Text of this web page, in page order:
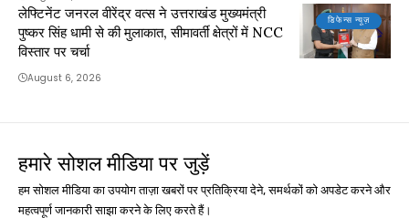
डिफेन्स न्यूज़
लेफ्टिनेंट जनरल वीरेंद्र वत्स ने उत्तराखंड मुख्यमंत्री
पुष्कर सिंह धामी से की मुलाकात, सीमावर्ती क्षेत्रों में NCC
विस्तार पर चर्चा
August 6, 2026
हमारे सोशल मीडिया पर जुड़ें
हम सोशल मीडिया का उपयोग ताज़ा खबरों पर प्रतिक्रिया देने, समर्थकों को अपडेट करने और
महत्वपूर्ण जानकारी साझा करने के लिए करते हैं।